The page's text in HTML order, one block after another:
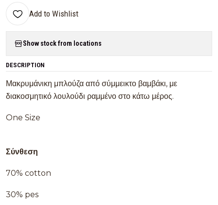
Add to Wishlist
Show stock from locations
DESCRIPTION
Μακρυμάνικη μπλούζα από σύμμεικτο βαμβάκι, με
διακοσμητικό λουλούδι ραμμένο στο κάτω μέρος.
One Size
Σύνθεση
70% cotton
30% pes